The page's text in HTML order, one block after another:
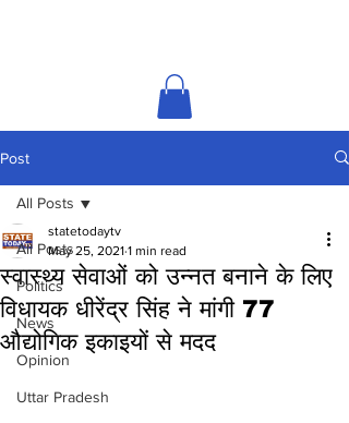
Post
All Posts
Politics
News
Opinion
Uttar Pradesh
All Posts
स्वास्थ्य सेवाओं को उन्नत बनाने के लिए
विधायक धीरेंद्र सिंह ने मांगी 77
औद्योगिक इकाइयों से मदद
statetodaytv
May 25, 2021 1 min read